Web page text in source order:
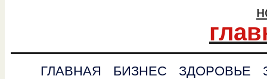
ГЛАВНАЯ БИЗНЕС ЗДОРОВЬЕ